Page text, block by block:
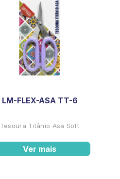
LM-FLEX-ASA TT-6
Tesoura Titânio Asa Soft
Ver mais